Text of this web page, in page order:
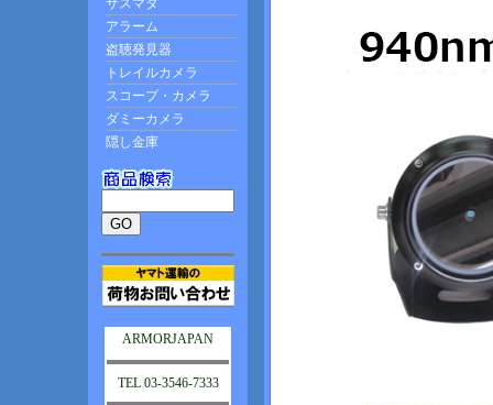
ARMORJAPAN
TEL 03-3546-7333